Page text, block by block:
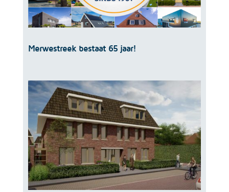
Merwestreek bestaat 65 jaar!